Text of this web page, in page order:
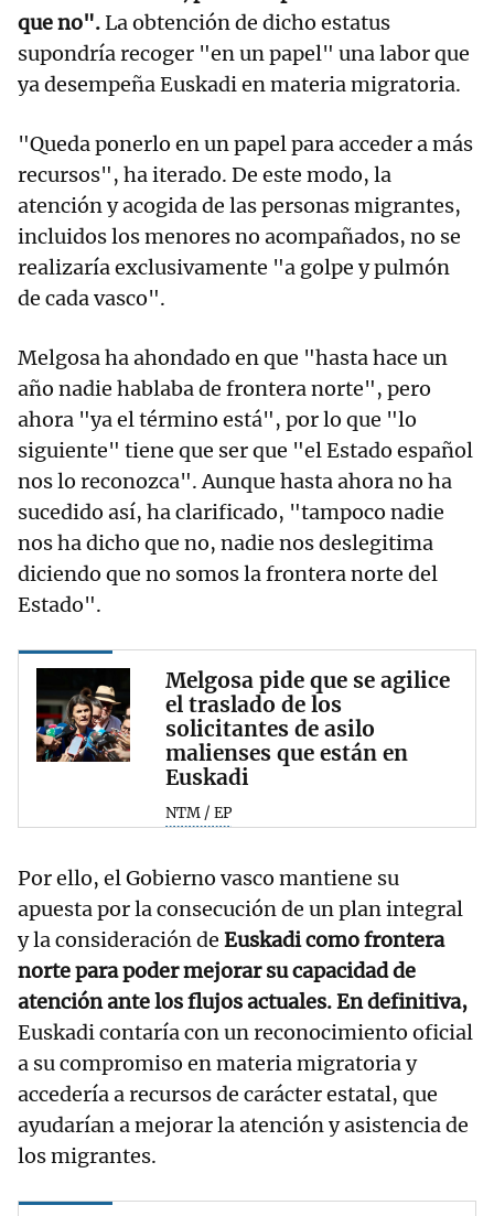
que no".La obtención de dicho estatus
supondría recoger "en un papel" una labor que
ya desempeña Euskadi en materia migratoria.
"Queda ponerlo en un papel para acceder a más
recursos", ha iterado. De este modo, la
atención y acogida de las personas migrantes,
incluidos los menores no acompañados, no se
realizaría exclusivamente "a golpe y pulmón
de cada vasco".
Melgosa ha ahondado en que "hasta hace un
año nadie hablaba de frontera norte", pero
ahora "ya el término está", por lo que "lo
siguiente" tiene que ser que "el Estado español
nos lo reconozca". Aunque hasta ahora no ha
sucedido así, ha clarificado, "tampoco nadie
nos ha dicho que no, nadie nos deslegitima
diciendo que no somos la frontera norte del
Estado".
Melgosa pide que se agilice
el traslado de los
solicitantes de asilo
malienses que están en
Euskadi
NTM / EP
Por ello, el Gobierno vasco mantiene su
apuesta por la consecución de un plan integral
y la consideración de Euskadi como frontera
norte para poder mejorar su capacidad de
atención ante los flujos actuales. En definitiva,
Euskadi contaría con un reconocimiento oficial
a su compromiso en materia migratoria y
accedería a recursos de carácter estatal, que
ayudarían a mejorar la atención y asistencia de
los migrantes.